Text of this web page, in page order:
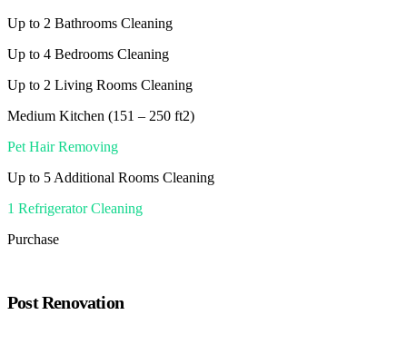
Up to 2 Bathrooms Cleaning
Up to 4 Bedrooms Cleaning
Up to 2 Living Rooms Cleaning
Medium Kitchen (151 – 250 ft2)
Pet Hair Removing
Up to 5 Additional Rooms Cleaning
1 Refrigerator Cleaning
Purchase
Post Renovation